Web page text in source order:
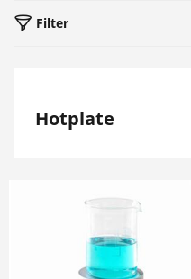
Filter
Hotplate